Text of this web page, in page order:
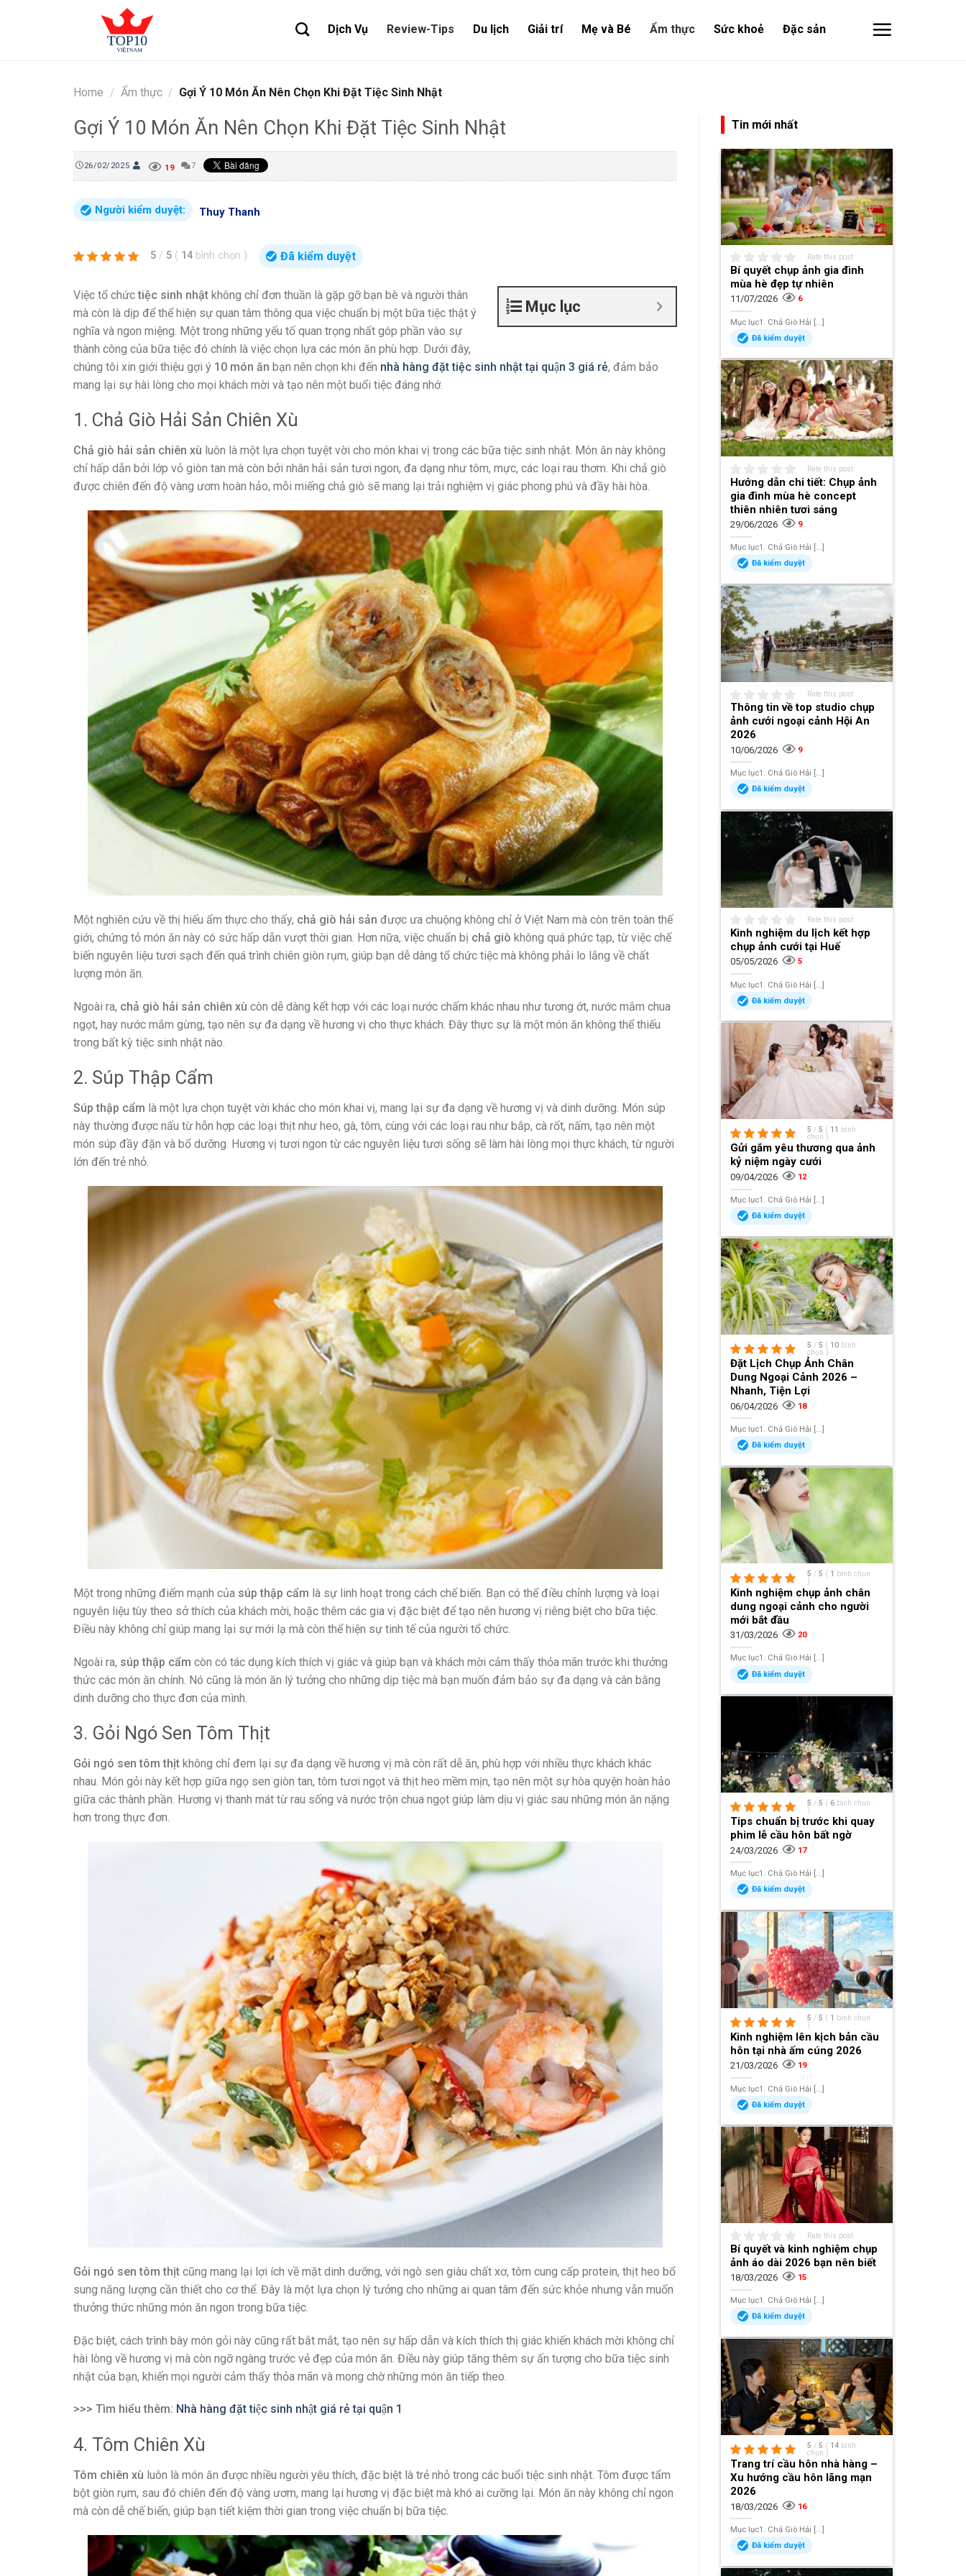
Dịch Vụ Review-Tips Du lịch Giải trí Mẹ và Bé Ẩm thực Sức khoẻ Đặc sản
Home / Ẩm thực / Gợi Ý 10 Món Ăn Nên Chọn Khi Đặt Tiệc Sinh Nhật
Gợi Ý 10 Món Ăn Nên Chọn Khi Đặt Tiệc Sinh Nhật
26/02/2025 19 7
Người kiểm duyệt: Thuy Thanh
5 / 5 ( 14 bình chọn ) Đã kiểm duyệt
Mục lục
Việc tổ chứctiệc sinh nhật không chỉ đơn thuần là gặp gỡ bạn bè và người thân
mà còn là dịp để thể hiện sự quan tâm thông qua việc chuẩn bị một bữa tiệc thật ý
nghĩa và ngon miệng. Một trong những yếu tố quan trọng nhất góp phần vào sự
thành công của bữa tiệc đó chính là việc chọn lựa các món ăn phù hợp. Dưới đây,
chúng tôi xin giới thiệu gợi ý 10 món ăn bạn nên chọn khi đến nhà hàng đặt tiệc sinh nhật tại quận 3 giá rẻ, đảm bảo
mang lại sự hài lòng cho mọi khách mời và tạo nên một buổi tiệc đáng nhớ.
1. Chả Giò Hải Sản Chiên Xù
Chả giò hải sản chiên xù luôn là một lựa chọn tuyệt vời cho món khai vị trong các bữa tiệc sinh nhật. Món ăn này không
chỉ hấp dẫn bởi lớp vỏ giòn tan mà còn bởi nhân hải sản tươi ngon, đa dạng như tôm, mực, các loại rau thơm. Khi chả giò
được chiên đến độ vàng ươm hoàn hảo, mỗi miếng chả giò sẽ mang lại trải nghiệm vị giác phong phú và đầy hài hòa.
Một nghiên cứu về thị hiếu ẩm thực cho thấy, chả giò hải sản được ưa chuộng không chỉ ở Việt Nam mà còn trên toàn thế
giới, chứng tỏ món ăn này có sức hấp dẫn vượt thời gian. Hơn nữa, việc chuẩn bị chả giò không quá phức tạp, từ việc chế
biến nguyên liệu tươi sạch đến quá trình chiên giòn rụm, giúp bạn dễ dàng tổ chức tiệc mà không phải lo lắng về chất
lượng món ăn.
Ngoài ra, chả giò hải sản chiên xù còn dễ dàng kết hợp với các loại nước chấm khác nhau như tương ớt, nước mắm chua
ngọt, hay nước mắm gừng, tạo nên sự đa dạng về hương vị cho thực khách. Đây thực sự là một món ăn không thể thiếu
trong bất kỳ tiệc sinh nhật nào.
2. Súp Thập Cẩm
Súp thập cẩm là một lựa chọn tuyệt vời khác cho món khai vị, mang lại sự đa dạng về hương vị và dinh dưỡng. Món súp
này thường được nấu từ hỗn hợp các loại thịt như heo, gà, tôm, cùng với các loại rau như bắp, cà rốt, nấm, tạo nên một
món súp đầy đặn và bổ dưỡng. Hương vị tươi ngon từ các nguyên liệu tươi sống sẽ làm hài lòng mọi thực khách, từ người
lớn đến trẻ nhỏ.
Một trong những điểm mạnh của súp thập cẩm là sự linh hoạt trong cách chế biến. Bạn có thể điều chỉnh lượng và loại
nguyên liệu tùy theo sở thích của khách mời, hoặc thêm các gia vị đặc biệt để tạo nên hương vị riêng biệt cho bữa tiệc.
Điều này không chỉ giúp mang lại sự mới lạ mà còn thể hiện sự tinh tế của người tổ chức.
Ngoài ra, súp thập cẩm còn có tác dụng kích thích vị giác và giúp bạn và khách mời cảm thấy thỏa mãn trước khi thưởng
thức các món ăn chính. Nó cũng là món ăn lý tưởng cho những dịp tiệc mà bạn muốn đảm bảo sự đa dạng và cân bằng
dinh dưỡng cho thực đơn của mình.
3. Gỏi Ngó Sen Tôm Thịt
Gỏi ngó sen tôm thịt không chỉ đem lại sự đa dạng về hương vị mà còn rất dễ ăn, phù hợp với nhiều thực khách khác
nhau. Món gỏi này kết hợp giữa ngọ sen giòn tan, tôm tươi ngọt và thịt heo mềm mịn, tạo nên một sự hòa quyện hoàn hảo
giữa các thành phần. Hương vị thanh mát từ rau sống và nước trộn chua ngọt giúp làm dịu vị giác sau những món ăn nặng
hơn trong thực đơn.
Gỏi ngó sen tôm thịt cũng mang lại lợi ích về mặt dinh dưỡng, với ngò sen giàu chất xơ, tôm cung cấp protein, thịt heo bổ
sung năng lượng cần thiết cho cơ thể. Đây là một lựa chọn lý tưởng cho những ai quan tâm đến sức khỏe nhưng vẫn muốn
thưởng thức những món ăn ngon trong bữa tiệc.
Đặc biệt, cách trình bày món gỏi này cũng rất bắt mắt, tạo nên sự hấp dẫn và kích thích thị giác khiến khách mời không chỉ
hài lòng về hương vị mà còn ngỡ ngàng trước vẻ đẹp của món ăn. Điều này giúp tăng thêm sự ấn tượng cho bữa tiệc sinh
nhật của bạn, khiến mọi người cảm thấy thỏa mãn và mong chờ những món ăn tiếp theo.
>>> Tìm hiểu thêm: Nhà hàng đặt tiệc sinh nhật giá rẻ tại quận 1
4. Tôm Chiên Xù
Tôm chiên xù luôn là món ăn được nhiều người yêu thích, đặc biệt là trẻ nhỏ trong các buổi tiệc sinh nhật. Tôm được tẩm
bột giòn rụm, sau đó chiên đến độ vàng ươm, mang lại hương vị đặc biệt mà khó ai cưỡng lại. Món ăn này không chỉ ngon
mà còn dễ chế biến, giúp bạn tiết kiệm thời gian trong việc chuẩn bị bữa tiệc.
Tin mới nhất
Rate this post
Bí quyết chụp ảnh gia đình
mùa hè đẹp tự nhiên
11/07/2026 6
Mục lục1. Chả Giò Hải [...]
Đã kiểm duyệt
Rate this post
Hướng dẫn chi tiết: Chụp ảnh
gia đình mùa hè concept
thiên nhiên tươi sáng
29/06/2026 9
Mục lục1. Chả Giò Hải [...]
Đã kiểm duyệt
Rate this post
Thông tin về top studio chụp
ảnh cưới ngoại cảnh Hội An
2026
10/06/2026 9
Mục lục1. Chả Giò Hải [...]
Đã kiểm duyệt
Rate this post
Kinh nghiệm du lịch kết hợp
chụp ảnh cưới tại Huế
05/05/2026 5
Mục lục1. Chả Giò Hải [...]
Đã kiểm duyệt
5 / 5 ( 11
bình
chọn )
Gửi gắm yêu thương qua ảnh
kỷ niệm ngày cưới
09/04/2026 12
Mục lục1. Chả Giò Hải [...]
Đã kiểm duyệt
5 / 5 ( 10 bình
chọn )
Đặt Lịch Chụp Ảnh Chân
Dung Ngoại Cảnh 2026 –
Nhanh, Tiện Lợi
06/04/2026 18
Mục lục1. Chả Giò Hải [...]
Đã kiểm duyệt
5 / 5 ( 1
bình chọn
)
Kinh nghiệm chụp ảnh chân
dung ngoại cảnh cho người
mới bắt đầu
31/03/2026 20
Mục lục1. Chả Giò Hải [...]
Đã kiểm duyệt
5 / 5 ( 6 bình chọn
)
Tips chuẩn bị trước khi quay
phim lễ cầu hôn bất ngờ
24/03/2026 17
Mục lục1. Chả Giò Hải [...]
Đã kiểm duyệt
5 / 5 ( 1
bình chọn
)
Kinh nghiệm lên kịch bản cầu
hôn tại nhà ấm cúng 2026
21/03/2026 19
Mục lục1. Chả Giò Hải [...]
Đã kiểm duyệt
Rate this post
Bí quyết và kinh nghiệm chụp
ảnh áo dài 2026 bạn nên biết
18/03/2026 15
Mục lục1. Chả Giò Hải [...]
Đã kiểm duyệt
5 / 5 ( 14 bình
chọn )
Trang trí cầu hôn nhà hàng –
Xu hướng cầu hôn lãng mạn
2026
18/03/2026 16
Mục lục1. Chả Giò Hải [...]
Đã kiểm duyệt